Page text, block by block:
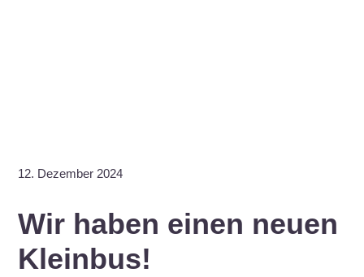
12. Dezember 2024
Wir haben einen neuen
Kleinbus!